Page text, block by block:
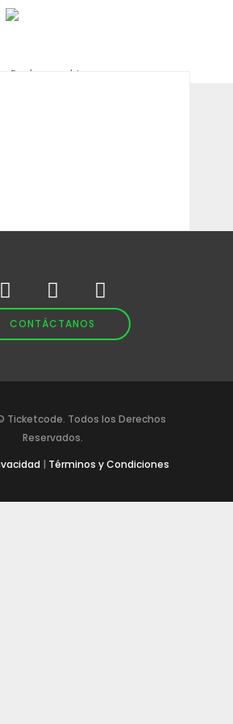
CONTÁCTANOS
Ticketcode. Todos los Derechos
Reservados.
| Términos y Condiciones